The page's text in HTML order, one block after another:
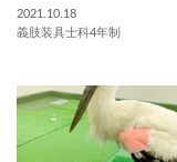
2021.10.18
義肢装具士科4年制